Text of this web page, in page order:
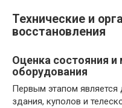
Технические и
восстановления
Оценка состояния и
оборудования
Первым этапом является
здания, куполов и